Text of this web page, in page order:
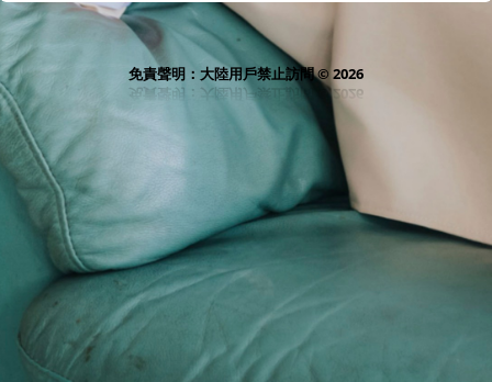
免責聲明：大陸用戶禁止訪問 © 2026